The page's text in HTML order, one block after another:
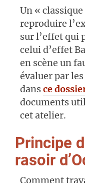
Un «
reproduire
sur l’effet qui
celui d’effet
en scène un
évaluer par
dansce
documents
cet atelier.
Principe
rasoir
Comment